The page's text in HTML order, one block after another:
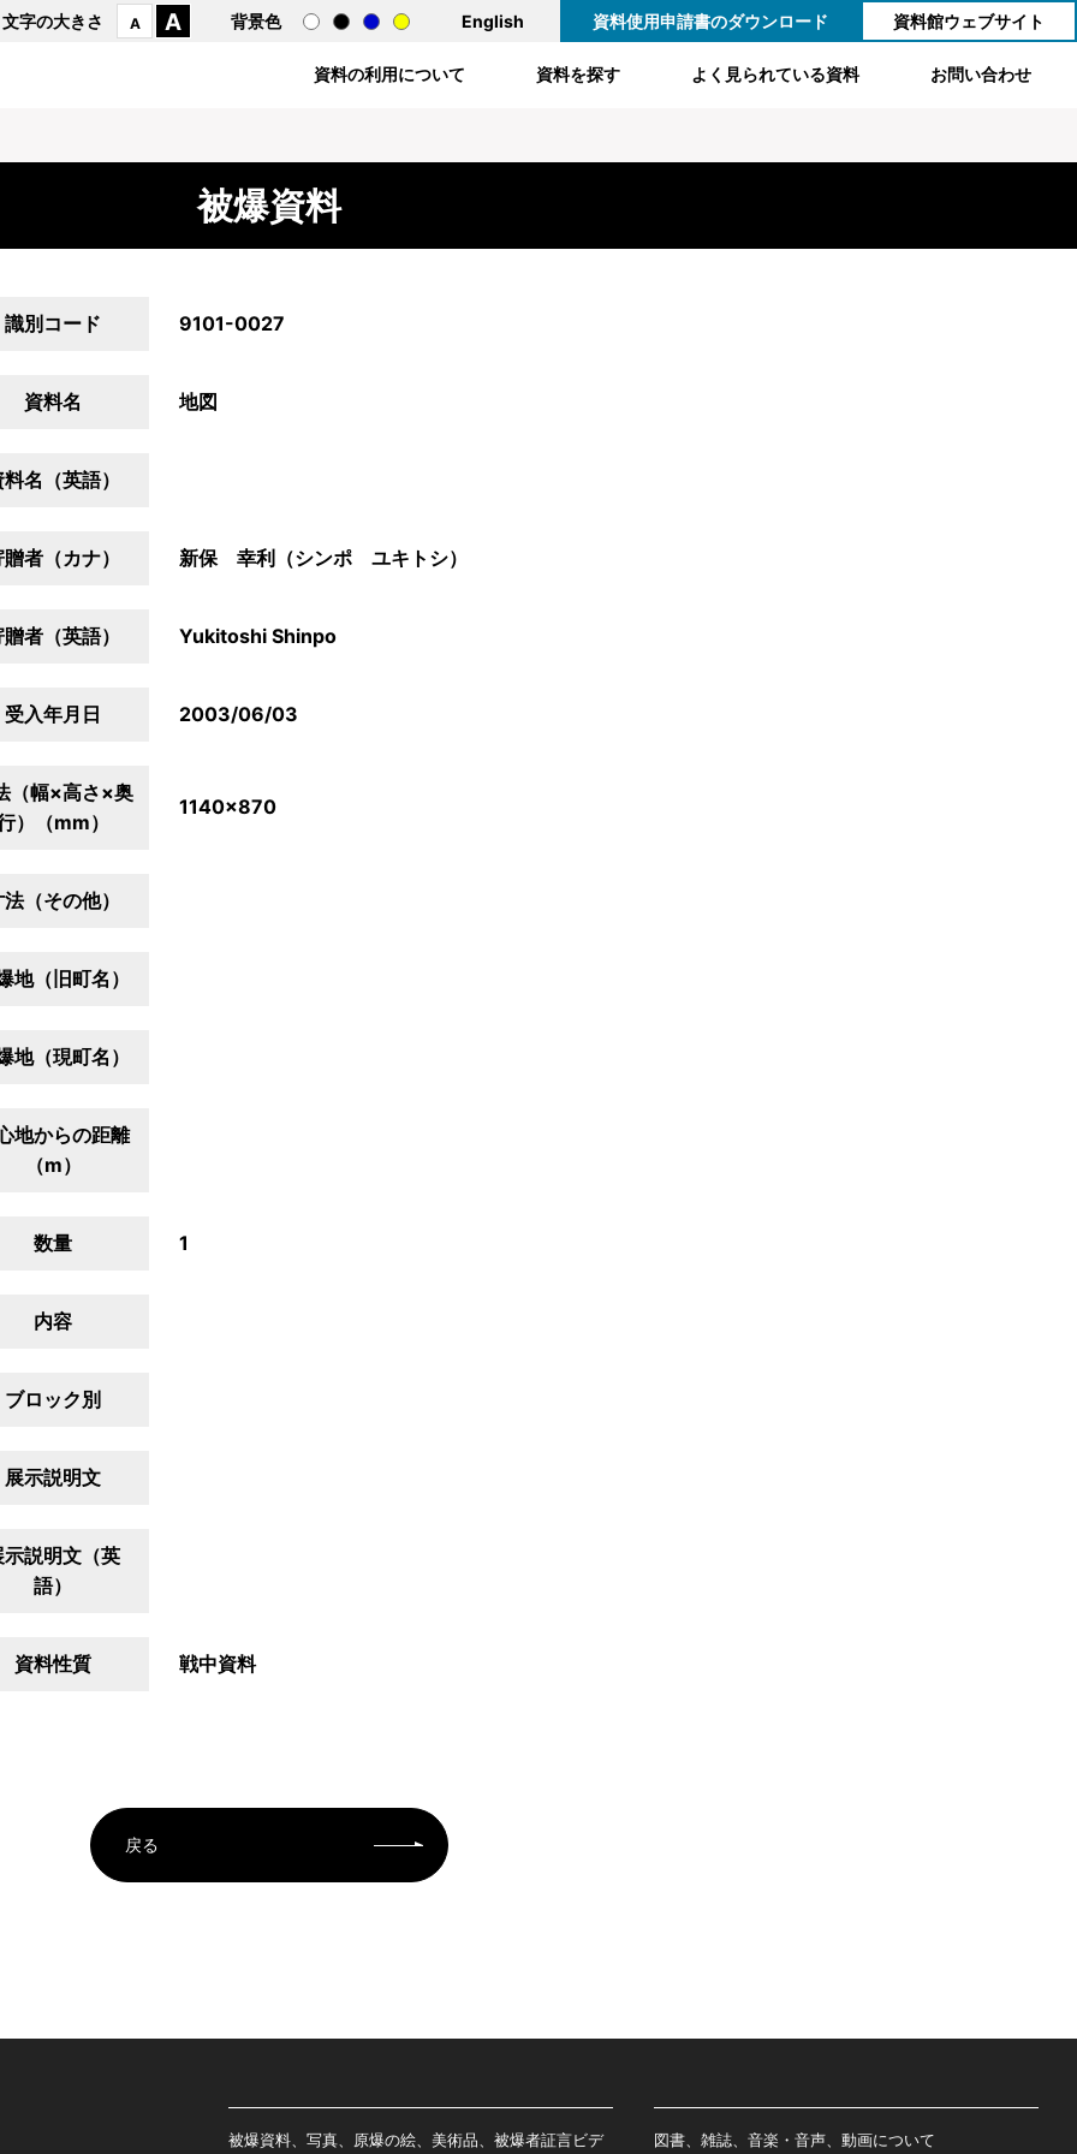
文字の大きさ A A 背景色 English 資料使用申請書のダウンロード 資料館ウェブサイト
資料の利用について 資料を探す よく見られている資料 お問い合わせ
被爆資料
識別コード 9101-0027
資料名 地図
名（英語）
者（カナ） 新保 幸利（シンポ ユキトシ）
者（英語） Yukitoshi Shinpo
受入年月日 2003/06/03
（幅×高さ×奥
）（mm）
1140×870
（その他）
地（旧町名）
地（現町名）
地からの距離
（m）
数量 1
内容
ブロック別
展示説明文
示説明文（英
語）
資料性質 戦中資料
戻る
被爆資料、写真、原爆の絵、美術品、被爆者証言ビデ 図書、雑誌、音楽・音声、動画について